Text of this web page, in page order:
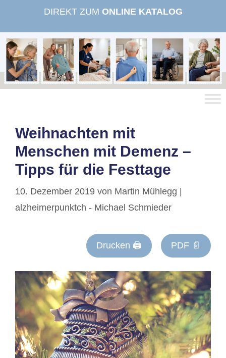
springen
DIREKT ZUM ONLINE KATALOG
Weihnachten mit
Menschen mit Demenz –
Tipps für die Festtage
10. Dezember 2019 von Martin Mühlegg |
alzheimerpunktch - Michael Schmieder
Drucken 🖨 PDF 📄